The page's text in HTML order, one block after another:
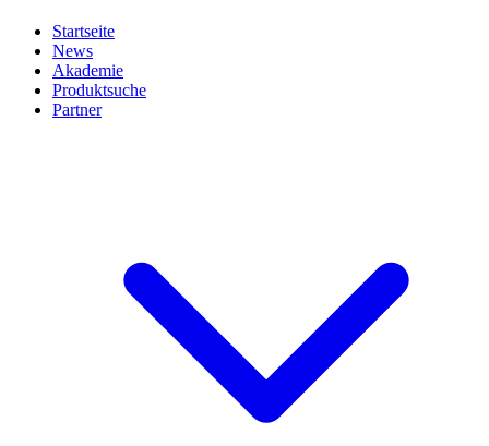
Startseite
News
Akademie
Produktsuche
Partner